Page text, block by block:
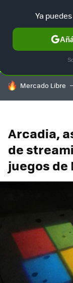
SELECCIÓN
HOY SE HABLA
Mercado Libre
Arcadia,
de
juegos
Ya